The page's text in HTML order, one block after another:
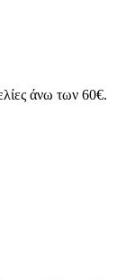
άνω των 60€.